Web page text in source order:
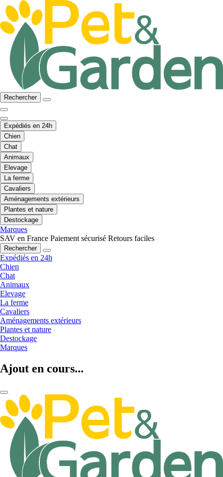
Rechercher
Expédiés en 24h
Chien
Chat
Animaux
Elevage
La ferme
Cavaliers
Aménagements extérieurs
Plantes et nature
Destockage
Marques
SAV en France Paiement sécurisé Retours faciles
Rechercher
Expédiés en 24h
Chien
Chat
Animaux
Elevage
La ferme
Cavaliers
Aménagements extérieurs
Plantes et nature
Destockage
Marques
Ajout en cours...